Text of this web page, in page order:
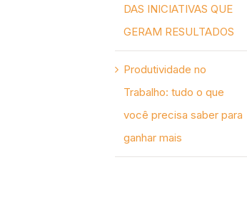
DAS INICIATIVAS QUE
GERAM RESULTADOS
Produtividade no
Trabalho: tudo o que
você precisa saber para
ganhar mais